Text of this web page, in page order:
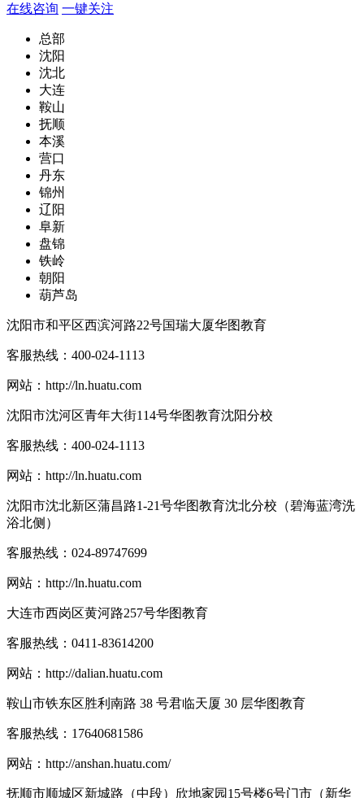
在线咨询 一键关注
总部
沈阳
沈北
大连
鞍山
抚顺
本溪
营口
丹东
锦州
辽阳
阜新
盘锦
铁岭
朝阳
葫芦岛
沈阳市和平区西滨河路22号国瑞大厦华图教育
客服热线： 400-024-1113
网站： http://ln.huatu.com
沈阳市沈河区青年大街114号华图教育沈阳分校
客服热线： 400-024-1113
网站： http://ln.huatu.com
沈阳市沈北新区蒲昌路1-21号华图教育沈北分校（碧海蓝湾洗
浴北侧）
客服热线： 024-89747699
网站： http://ln.huatu.com
大连市西岗区黄河路257号华图教育
客服热线： 0411-83614200
网站： http://dalian.huatu.com
鞍山市铁东区胜利南路 38 号君临天厦 30 层华图教育
客服热线： 17640681586
网站： http://anshan.huatu.com/
抚顺市顺城区新城路（中段）欣地家园15号楼6号门市（新华